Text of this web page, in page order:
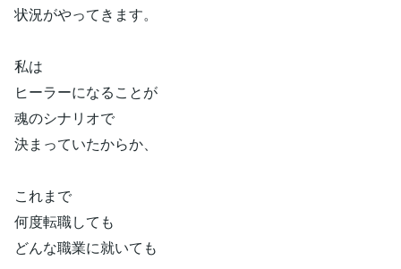
状況がやってきます。
私は
ヒーラーになることが
魂のシナリオで
決まっていたからか、
これまで
何度転職しても
どんな職業に就いても